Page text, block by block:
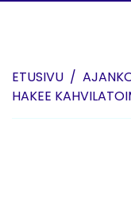
ETUSIVU
HAKEE